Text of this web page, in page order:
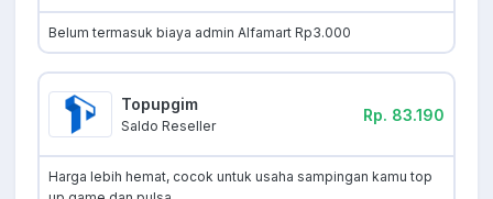
Belum termasuk biaya admin Alfamart Rp3.000
Topupgim
Saldo Reseller
Rp. 83.190
Harga lebih hemat, cocok untuk usaha sampingan kamu top